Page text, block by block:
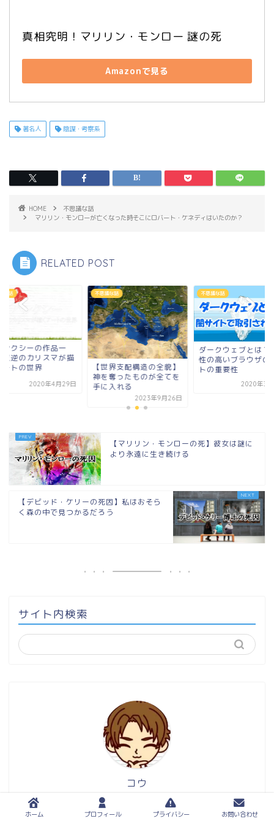
真相究明！マリリン・モンロー 謎の死
Amazonで見る
著名人 陰謀・考察系
HOME
不思議な話
マリリン・モンローが亡くなった時そこにロバート・ケネディはいたのか？
RELATED POST
な話
支配構造の全貌】
不思議な話
ダークウェブとは？匿名
性の高いブラウザのホン
トの重要性
不思議な話
【バンクシーの作品
覧】反逆のカリスマ
くアートの世界
2020年4
【マリリン・モンローの死】彼女は謎に
より永遠に生き続ける
【デビッド・ケリーの死因】私はおそら
く森の中で見つかるだろう
サイト内検索
コウ
テレビを捨てて8年、SNSから離れて5年、24年から
ホーム プロフィール プライバシー お問い合わせ